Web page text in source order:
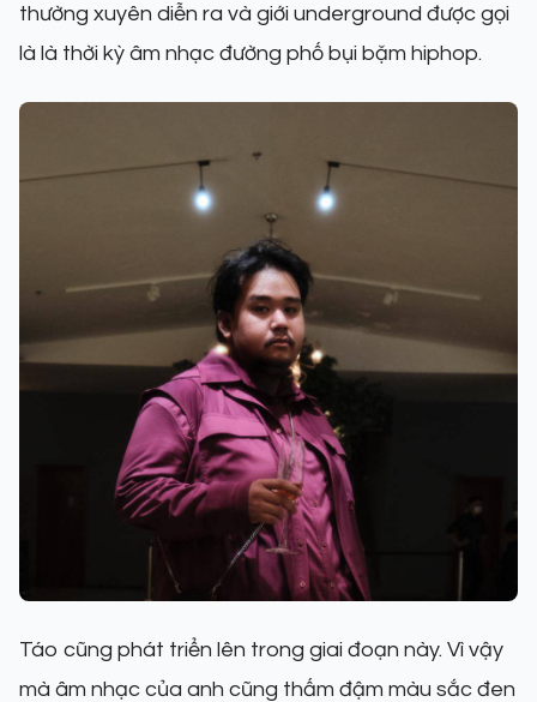
thường xuyên diễn ra và giới underground được gọi
là là thời kỳ âm nhạc đường phố bụi bặm hiphop.
Táo cũng phát triển lên trong giai đoạn này. Vì vậy
mà âm nhạc của anh cũng thấm đậm màu sắc đen